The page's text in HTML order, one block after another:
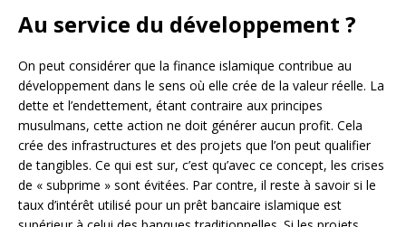
Au service du développement ?
On peut considérer que la finance islamique contribue au
développement dans le sens où elle crée de la valeur réelle. La
dette et l’endettement, étant contraire aux principes
musulmans, cette action ne doit générer aucun profit. Cela
crée des infrastructures et des projets que l’on peut qualifier
de tangibles. Ce qui est sur, c’est qu’avec ce concept, les crises
de « subprime » sont évitées. Par contre, il reste à savoir si le
taux d’intérêt utilisé pour un prêt bancaire islamique est